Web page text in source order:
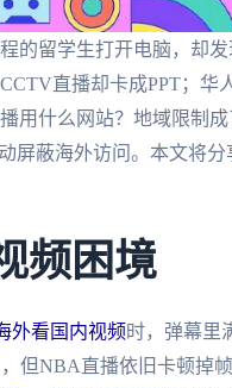
的留学生打开电脑，却
直播却卡成PPT；
什么网站？地域限制
屏蔽海外访问。本文将
频困境
外看国内视频时，弹幕里
但NBA直播依旧卡顿掉